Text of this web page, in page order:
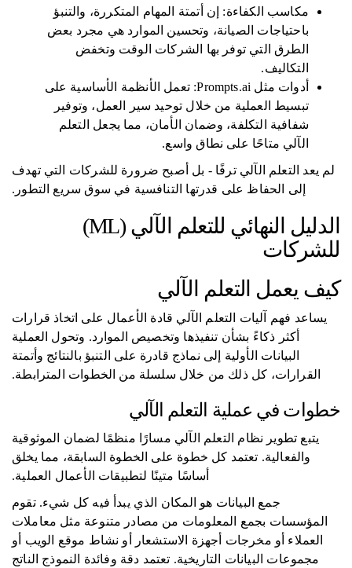
مكاسب الكفاءة: إن أتمتة المهام المتكررة، والتنبؤ
باحتياجات الصيانة، وتحسين الموارد هي مجرد بعض
الطرق التي توفر بها الشركات الوقت وتخفض
التكاليف.
أدوات مثل Prompts.ai: تعمل الأنظمة الأساسية على
تبسيط العملية من خلال توحيد سير العمل، وتوفير
شفافية التكلفة، وضمان الأمان، مما يجعل التعلم
الآلي متاحًا على نطاق واسع.
لم يعد التعلم الآلي ترفًا - بل أصبح ضرورة للشركات التي تهدف
إلى الحفاظ على قدرتها التنافسية في سوق سريع التطور.
الدليل النهائي للتعلم الآلي (ML)
للشركات
كيف يعمل التعلم الآلي
يساعد فهم آليات التعلم الآلي قادة الأعمال على اتخاذ قرارات
أكثر ذكاءً بشأن تنفيذها وتخصيص الموارد. وتحول العملية
البيانات الأولية إلى نماذج قادرة على التنبؤ بالنتائج وأتمتة
القرارات، كل ذلك من خلال سلسلة من الخطوات المترابطة.
خطوات في عملية التعلم الآلي
يتبع تطوير نظام التعلم الآلي مسارًا منظمًا لضمان الموثوقية
والفعالية. تعتمد كل خطوة على الخطوة السابقة، مما يخلق
أساسًا متينًا لتطبيقات الأعمال العملية.
جمع البيانات هو المكان الذي يبدأ فيه كل شيء. تقوم
المؤسسات بجمع المعلومات من مصادر متنوعة مثل معاملات
العملاء أو مخرجات أجهزة الاستشعار أو نشاط موقع الويب أو
مجموعات البيانات التاريخية. تعتمد دقة وفائدة النموذج الناتج